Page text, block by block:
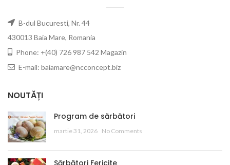
B-dul Bucuresti, Nr. 44
430013 Baia Mare, Romania
Phone: +(40) 726 987 542 Magazin
E-mail: baiamare@ncconcept.biz
NOUTĂȚI
Program de sărbători
martie 31, 2026 No Comments
Sărbători Fericite